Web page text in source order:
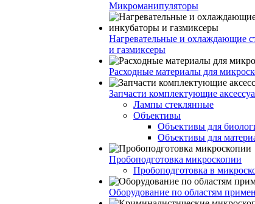
Микроманипуляторы
Нагревательные и охлаждающие
и газмиксеры
Расходные материалы для
Запчасти комплектующие
Лампы стеклянные
Объективы
Объективы для
Объективы для
Пробоподготовка микроскопии
Пробоподготовка в
Оборудование по областям